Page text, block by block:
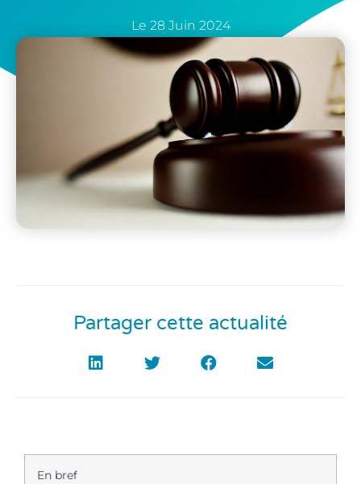
Le 28 Juin 2024
Partager cette actualité
En bref